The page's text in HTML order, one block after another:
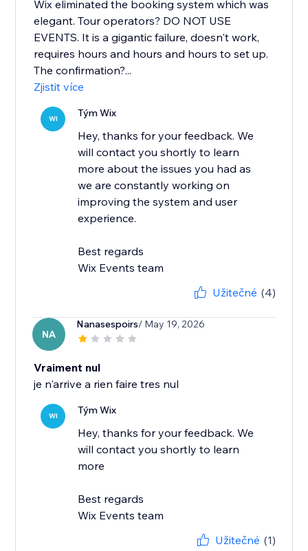
Wix eliminated the booking system which was
elegant. Tour operators? DO NOT USE
EVENTS. It is a gigantic failure, doesn't work,
requires hours and hours and hours to set up.
The confirmation?...
Zjistit více
WI Tým Wix
Hey, thanks for your feedback. We
will contact you shortly to learn
more about the issues you had as
we are constantly working on
improving the system and user
experience.
Best regards
Wix Events team
Užitečné (4)
NA
Nanasespoirs/ May 19, 2026
Vraiment nul
je n'arrive a rien faire tres nul
WI Tým Wix
Hey, thanks for your feedback. We
will contact you shortly to learn
more
Best regards
Wix Events team
Užitečné (1)